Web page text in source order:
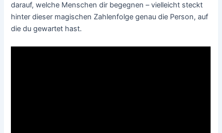
darauf, welche Menschen dir begegnen – vielleicht steckt
hinter dieser magischen Zahlenfolge genau die Person, auf
die du gewartet hast.